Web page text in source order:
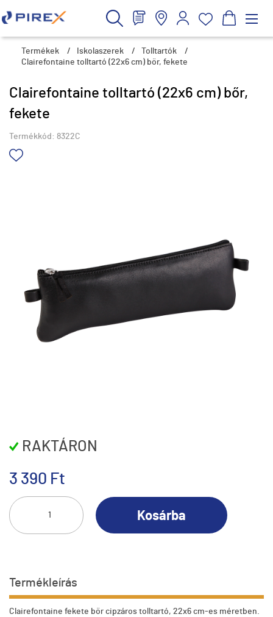
Termékek / Iskolaszerek / Tolltartók
/
Clairefontaine tolltartó (22x6 cm) bőr, fekete
Clairefontaine tolltartó (22x6 cm) bőr,
fekete
Termékkód: 8322C
RAKTÁRON
3 390 Ft
Kosárba
Termékleírás
Clairefontaine fekete bőr cipzáros tolltartó, 22x6 cm-es méretben.